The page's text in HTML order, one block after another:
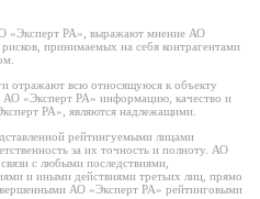
«Эксперт РА», выражают мнение АО
принимаемых на себя контрагентами
отражают всю относящуюся к объекту
«Эксперт РА» информацию, качество и
РА», являются надлежащими.
рейтингуемыми лицами
за их точность и полноту. АО
с любыми последствиями,
и иными действиями третьих лиц, прямо
АО «Эксперт РА» рейтинговыми